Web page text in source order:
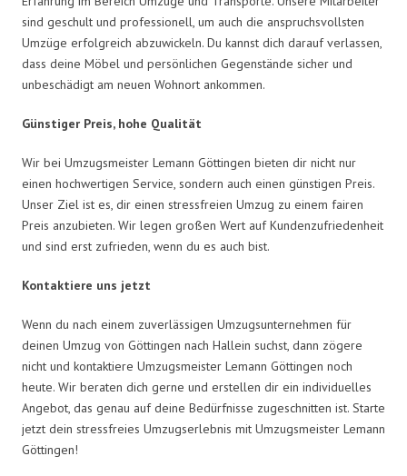
sind geschult und professionell, um auch die anspruchsvollsten
Umzüge erfolgreich abzuwickeln. Du kannst dich darauf verlassen,
dass deine Möbel und persönlichen Gegenstände sicher und
unbeschädigt am neuen Wohnort ankommen.
Günstiger Preis, hohe Qualität
Wir bei Umzugsmeister Lemann Göttingen bieten dir nicht nur
einen hochwertigen Service, sondern auch einen günstigen Preis.
Unser Ziel ist es, dir einen stressfreien Umzug zu einem fairen
Preis anzubieten. Wir legen großen Wert auf Kundenzufriedenheit
und sind erst zufrieden, wenn du es auch bist.
Kontaktiere uns jetzt
Wenn du nach einem zuverlässigen Umzugsunternehmen für
deinen Umzug von Göttingen nach Hallein suchst, dann zögere
nicht und kontaktiere Umzugsmeister Lemann Göttingen noch
heute. Wir beraten dich gerne und erstellen dir ein individuelles
Angebot, das genau auf deine Bedürfnisse zugeschnitten ist. Starte
jetzt dein stressfreies Umzugserlebnis mit Umzugsmeister Lemann
Göttingen!